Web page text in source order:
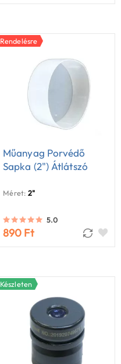
Rendelésre
Műanyag Porvédő
Sapka (2") Átlátszó
Méret: 2"
5.0
890 Ft
Készleten